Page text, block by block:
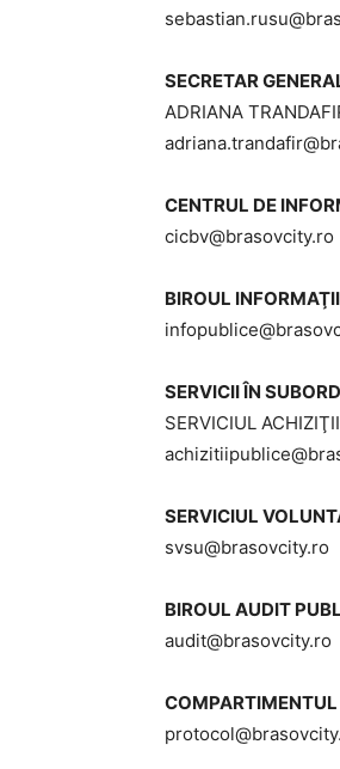
SECRETAR
ADRIANA
CENTRUL DE
cicbv@brasovcity.ro
BIROUL
SERVICII ÎN
SERVICIUL
SERVICIUL
svsu@brasovcity.ro
BIROUL AUDIT
audit@brasovcity.ro